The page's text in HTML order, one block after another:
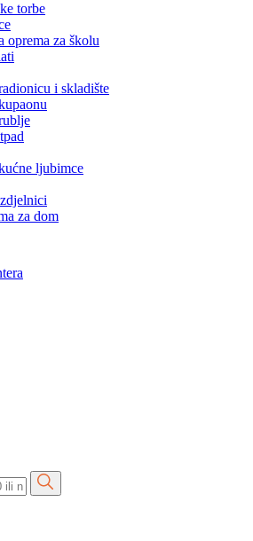
torbe
oprema za školu
i skladište
ljubimce
za dom